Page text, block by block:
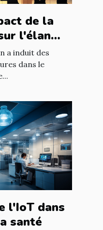
de la
l'élan
a induit des
dans le
l'IoT dans
santé